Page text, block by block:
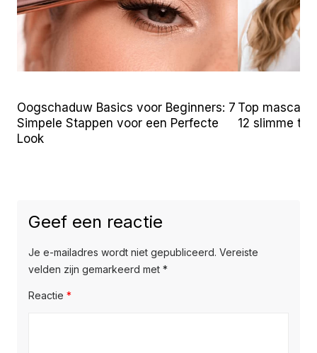
Oogschaduw Basics voor Beginners: 7
Simpele Stappen voor een Perfecte
Look
Top
12 slimme
Geef een reactie
Je e-mailadres wordt niet gepubliceerd. Vereiste
velden zijn gemarkeerd met *
Reactie *